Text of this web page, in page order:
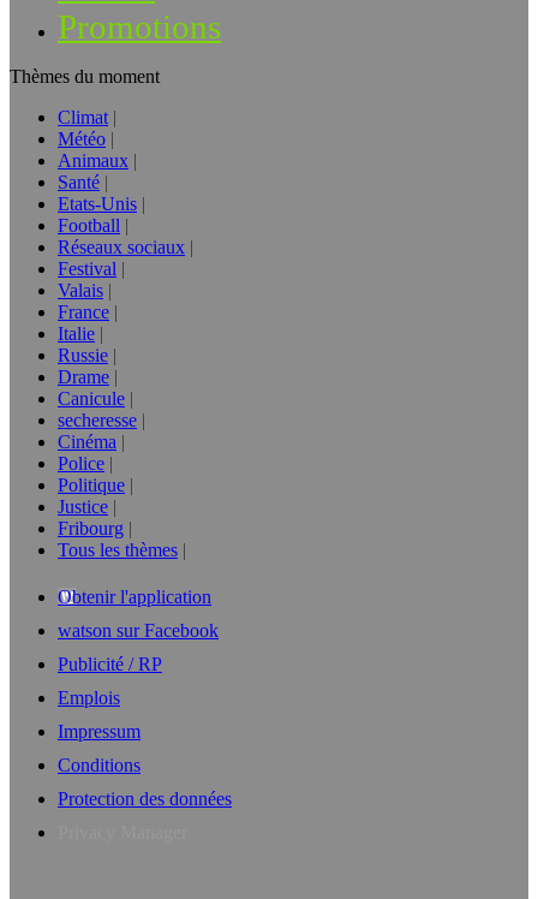
Promotions
Thèmes du moment
Climat
Météo
Animaux
Santé
Etats-Unis
Football
Réseaux sociaux
Festival
Valais
France
Italie
Russie
Drame
Canicule
secheresse
Cinéma
Police
Politique
Justice
Fribourg
Tous les thèmes
Obtenir l'application
watson sur Facebook
Publicité / RP
Emplois
Impressum
Conditions
Protection des données